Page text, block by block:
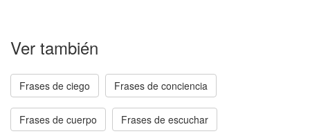
Ver también
Frases de ciego Frases de conciencia
Frases de cuerpo Frases de escuchar